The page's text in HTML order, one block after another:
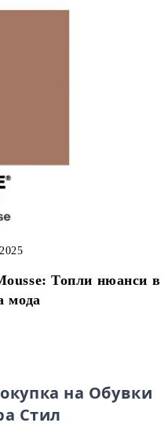
Топли нюанси в
мода
на Обувки
Стил